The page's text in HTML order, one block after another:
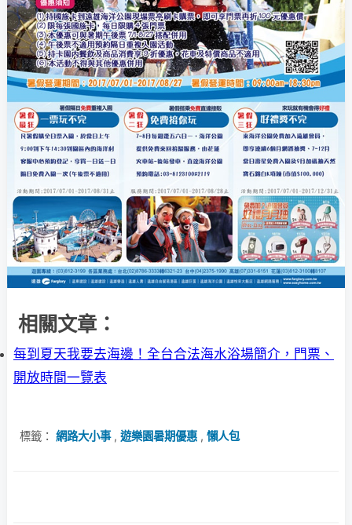
相關文章：
每到夏天我要去海邊！全台合法海水浴場簡介，門票、
開放時間一覽表
標籤： 網路大小事, 遊樂園暑期優惠 , 懶人包